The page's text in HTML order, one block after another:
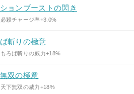
ョンブーストの閃き
殺チャージ率+3.0%
斬りの極意
ろば斬りの威力+18%
双の極意
下無双の威力+18%